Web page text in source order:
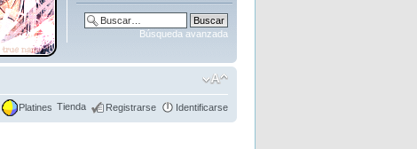
Búsqueda avanzada
Platines Tienda Registrarse Identificarse